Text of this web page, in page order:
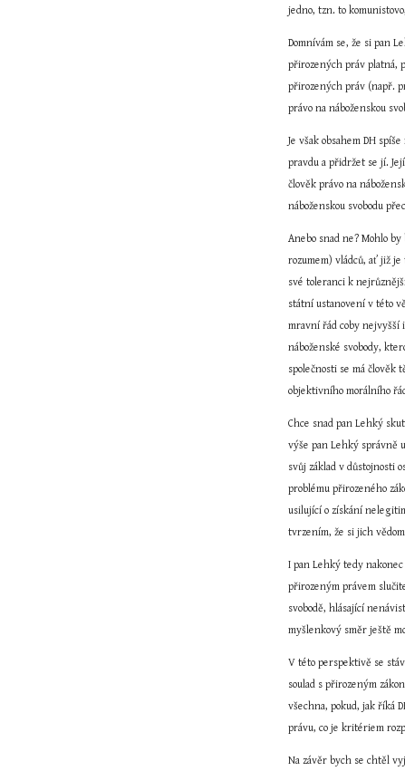
jedno, tzn. to
Domnívám se, že si pan
přirozených práv platná,
přirozených práv (např.
právo na náboženskou
Je však obsahem DH
pravdu a přidržet se jí.
člověk právo na
náboženskou svobodu
Anebo snad ne? Mohlo
rozumem) vládců, ať již
své toleranci k
státní ustanovení v této
mravní řád coby nejvyšší
náboženské svobody,
společnosti se má člověk
objektivního morálního
Chce snad pan Lehký
výše pan Lehký správně
svůj základ v důstojnosti
problému přirozeného
usilující o získání
tvrzením, že si jich
I pan Lehký tedy
přirozeným právem
svobodě, hlásající
myšlenkový směr ještě
V této perspektivě se
soulad s přirozeným
všechna, pokud, jak říká
právu, co je kritériem
Na závěr bych se chtěl